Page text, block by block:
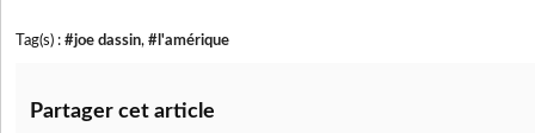
Tag(s) : #joe dassin, #l'amérique
Partager cet article